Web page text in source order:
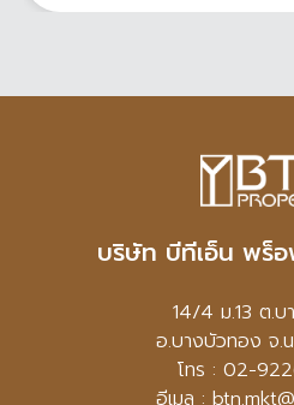
บริษัท บีทีเอ็น พร็
14/4 ม.13 ต.บ
อ.บางบัวทอง จ.น
โทร : 02-